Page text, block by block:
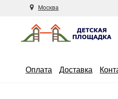
Москва
Оплата Доставка